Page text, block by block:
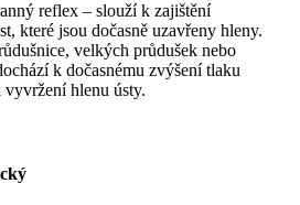
reflex – slouží k zajištění
které jsou dočasně uzavřeny hleny.
velkých průdušek nebo
k dočasnému zvýšení tlaku
hlenu ústy.